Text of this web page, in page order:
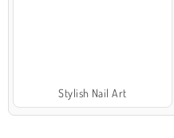
Stylish Nail Art